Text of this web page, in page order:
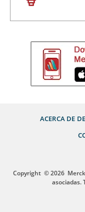
ACERCA DE
Copyright © 2026
asociadas.